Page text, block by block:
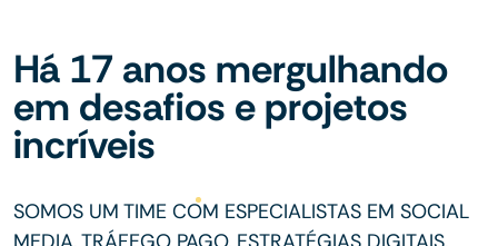
Há 17 anos mergulhando
em desafios e projetos
incríveis
SOMOS UM TIME COM ESPECIALISTAS EM SOCIAL